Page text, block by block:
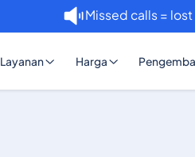
Missed calls =
Layanan Harga